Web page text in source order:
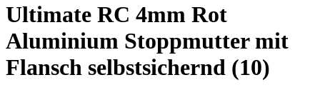
Ultimate RC 4mm Rot
Aluminium Stoppmutter mit
Flansch selbstsichernd (10)